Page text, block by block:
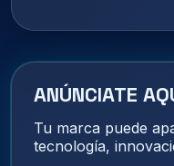
ANÚNCIATE
Tu marca puede
tecnología,